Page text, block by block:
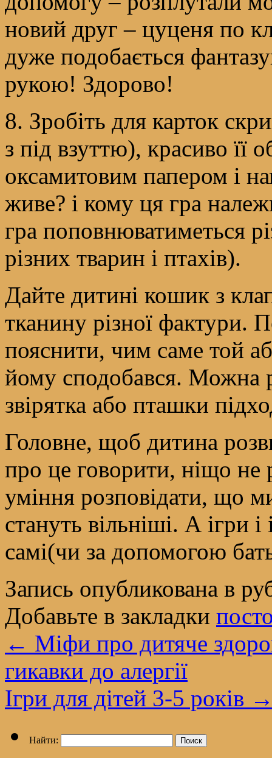
новий друг – цуценя по
дуже подобається
рукою! Здорово!
8. Зробіть для карток
з під взуттю), красиво її
оксамитовим папером і
живе? і кому ця гра
гра поповнюватиметься
різних тварин і птахів).
Дайте дитині кошик з
тканину різної фактури.
пояснити, чим саме той
йому сподобався. Можна
звірятка або пташки
Головне, щоб дитина
про це говорити, ніщо не
уміння розповідати, що
стануть вільніші. А ігри
самі(чи за допомогою
Запись опубликована в
Добавьте в закладки
← Міфи про дитяче
гикавки до алергії
Ігри для дітей 3-5 років
Найти: